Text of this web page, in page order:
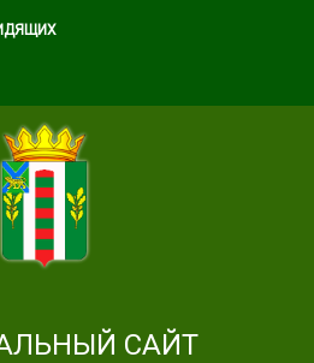
САЙТ